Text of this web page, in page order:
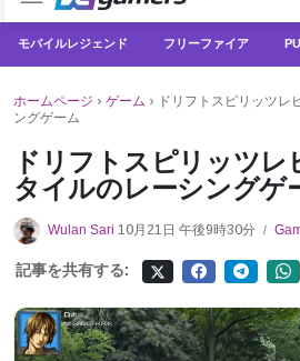
モバイルレジェンド フリーファイア
ホームページ › ゲーム › ドリフトスピリッツレ
ングゲーム
ドリフトスピリッツレ
タイルのレーシングゲ
Wulan Sari 10月21日 午後9時30分 /
記事を共有する: